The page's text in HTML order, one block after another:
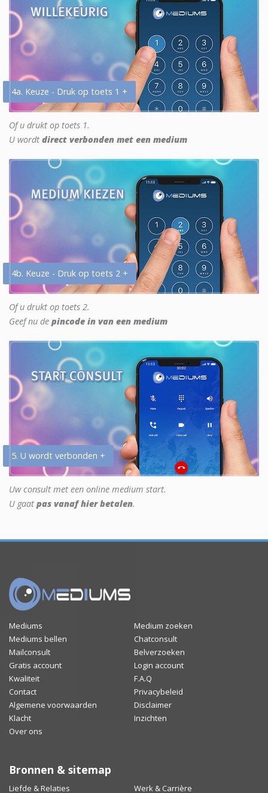
4a. Keuze - Druk op toets 1 +
Of u drukt op toets 1.
U wordt direct verbonden met een medium
4b. Keuze - Druk op toets 2 +
Of u drukt op toets 2.
Geef nu de pincode in van een medium
5. U wordt verbonden +
Uw consult met een online medium start.
U gaat pas vanaf hier betalen.
Mediums
Medium zoeken
Mediums bellen
Chatconsult
Mailconsult
Belverzoeken
Gratis account
Login account
Kwaliteit
F.A.Q
Contact
Privacybeleid
Algemene voorwaarden
Disclaimer
Klacht
Inzichten
Over ons
Bronnen & sitemap
Liefde & Relaties Werk & Carrière